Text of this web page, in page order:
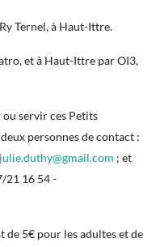
Ternel, à Haut-Ittre.
et à Haut-Ittre par OI3,
ou servir ces Petits
personnes de contact :
julie.duthy@gmail.com ; et
21 16 54 -
de 5€ pour les adultes et de